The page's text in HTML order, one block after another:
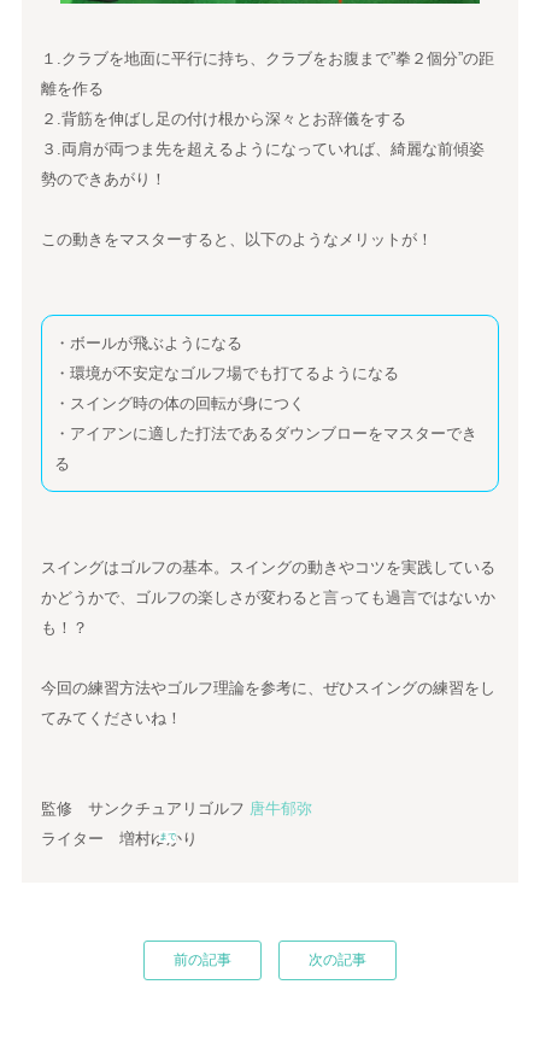
１.クラブを地面に平行に持ち、クラブをお腹まで”拳２個分”の距
離を作る
２.背筋を伸ばし足の付け根から深々とお辞儀をする
３.両肩が両つま先を超えるようになっていれば、綺麗な前傾姿
勢のできあがり！
この動きをマスターすると、以下のようなメリットが！
・ボールが飛ぶようになる
・環境が不安定なゴルフ場でも打てるようになる
・スイング時の体の回転が身につく
・アイアンに適した打法であるダウンブローをマスターでき
る
スイングはゴルフの基本。スイングの動きやコツを実践している
かどうかで、ゴルフの楽しさが変わると言っても過言ではないか
も！？
今回の練習方法やゴルフ理論を参考に、ぜひスイングの練習をし
てみてくださいね！
監修 サンクチュアリゴルフ 唐牛郁弥
ライター 増村ゆかり
前の記事 次の記事
まで